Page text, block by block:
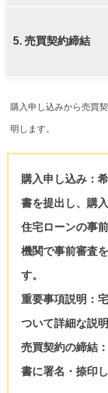
5. 売買契約締結
購入申し込みから売買
明します。
購入申し込み：
書を提出し、購
住宅ローンの事
機関で事前審査
す。
重要事項説明：
ついて詳細な説
売買契約の締結：
書に署名・捺印